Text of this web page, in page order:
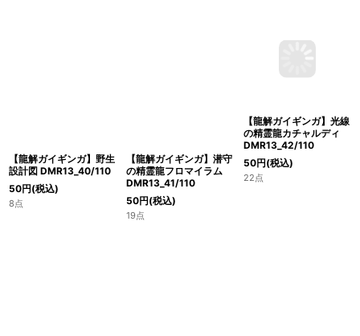
【龍解ガイギンガ】野生
設計図 DMR13_40/110
50円 (税込)
8点
【龍解ガイギンガ】潜守
の精霊龍フロマイラム
DMR13_41/110
50円 (税込)
19点
【龍解ガイギンガ】光線
の精霊龍カチャルディ
DMR13_42/110